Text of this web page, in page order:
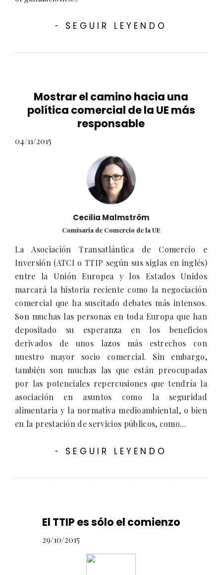
- SEGUIR LEYENDO
Mostrar el camino hacia una
política comercial de la UE más
responsable
04/11/2015
Cecilia Malmström
Comisaria de Comercio de la UE
La Asociación Transatlántica de Comercio e
Inversión (ATCI o TTIP según sus siglas en inglés)
entre la Unión Europea y los Estados Unidos
marcará la historia reciente como la negociación
comercial que ha suscitado debates más intensos.
Son muchas las personas en toda Europa que han
depositado su esperanza en los beneficios
derivados de unos lazos más estrechos con
nuestro mayor socio comercial. Sin embargo,
también son muchas las que están preocupadas
por las potenciales repercusiones que tendría la
asociación en asuntos como la seguridad
alimentaria y la normativa medioambiental, o bien
en la prestación de servicios públicos, como...
- SEGUIR LEYENDO
El TTIP es sólo el comienzo
29/10/2015